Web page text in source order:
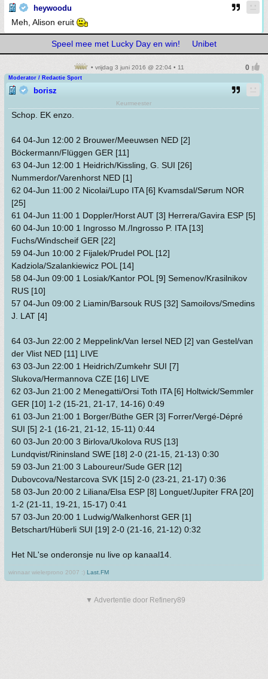
heywoodu
Meh, Alison eruit
Speel mee met Lucky Day en win! Unibet
• vrijdag 3 juni 2016 @ 22:04 • 11
Moderator / Redactie Sport
borisz
Keurmeester
Schop. EK enzo.
64 04-Jun 12:00 2 Brouwer/Meeuwsen NED [2]
Böckermann/Flüggen GER [11]
63 04-Jun 12:00 1 Heidrich/Kissling, G. SUI [26]
Nummerdor/Varenhorst NED [1]
62 04-Jun 11:00 2 Nicolai/Lupo ITA [6] Kvamsdal/Sørum NOR
[25]
61 04-Jun 11:00 1 Doppler/Horst AUT [3] Herrera/Gavira ESP [5]
60 04-Jun 10:00 1 Ingrosso M./Ingrosso P. ITA [13]
Fuchs/Windscheif GER [22]
59 04-Jun 10:00 2 Fijalek/Prudel POL [12]
Kadziola/Szalankiewicz POL [14]
58 04-Jun 09:00 1 Losiak/Kantor POL [9] Semenov/Krasilnikov
RUS [10]
57 04-Jun 09:00 2 Liamin/Barsouk RUS [32] Samoilovs/Smedins
J. LAT [4]
64 03-Jun 22:00 2 Meppelink/Van Iersel NED [2] van Gestel/van
der Vlist NED [11] LIVE
63 03-Jun 22:00 1 Heidrich/Zumkehr SUI [7]
Slukova/Hermannova CZE [16] LIVE
62 03-Jun 21:00 2 Menegatti/Orsi Toth ITA [6] Holtwick/Semmler
GER [10] 1-2 (15-21, 21-17, 14-16) 0:49
61 03-Jun 21:00 1 Borger/Büthe GER [3] Forrer/Vergé-Dépré
SUI [5] 2-1 (16-21, 21-12, 15-11) 0:44
60 03-Jun 20:00 3 Birlova/Ukolova RUS [13]
Lundqvist/Rininsland SWE [18] 2-0 (21-15, 21-13) 0:30
59 03-Jun 21:00 3 Laboureur/Sude GER [12]
Dubovcova/Nestarcova SVK [15] 2-0 (23-21, 21-17) 0:36
58 03-Jun 20:00 2 Liliana/Elsa ESP [8] Longuet/Jupiter FRA [20]
1-2 (21-11, 19-21, 15-17) 0:41
57 03-Jun 20:00 1 Ludwig/Walkenhorst GER [1]
Betschart/Hüberli SUI [19] 2-0 (21-16, 21-12) 0:32
Het NL'se onderonsje nu live op kanaal14.
winnaar wielerprono 2007 :) Last.FM
▼ Advertentie door Refinery89